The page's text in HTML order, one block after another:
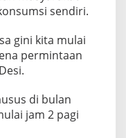
sendiri.
gini kita mulai
permintaan
di bulan
jam 2 pagi